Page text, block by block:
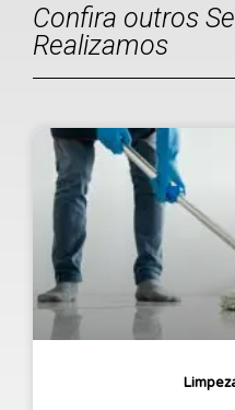
Confira outros
Realizamos